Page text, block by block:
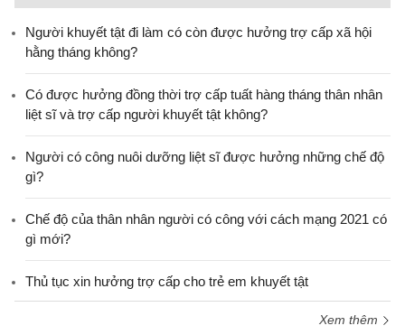
Người khuyết tật đi làm có còn được hưởng trợ cấp xã hội
hằng tháng không?
​Có được hưởng đồng thời trợ cấp tuất hàng tháng thân nhân
liệt sĩ và trợ cấp người khuyết tật không?
Người có công nuôi dưỡng liệt sĩ được hưởng những chế độ
gì?
Chế độ của thân nhân người có công với cách mạng 2021 có
gì mới?
Thủ tục xin hưởng trợ cấp cho trẻ em khuyết tật
Xem thêm